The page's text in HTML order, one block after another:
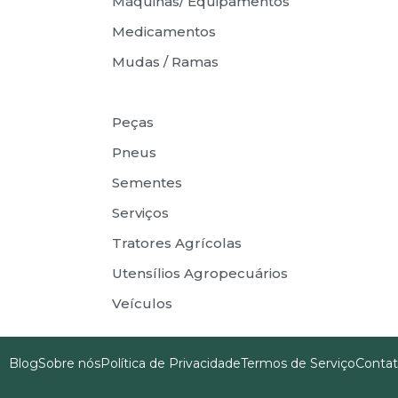
Medicamentos
Mudas / Ramas
Peças
Pneus
Sementes
Serviços
Tratores Agrícolas
Utensílios Agropecuários
Veículos
BlogSobre nósPolítica de PrivacidadeTermos de Serviço